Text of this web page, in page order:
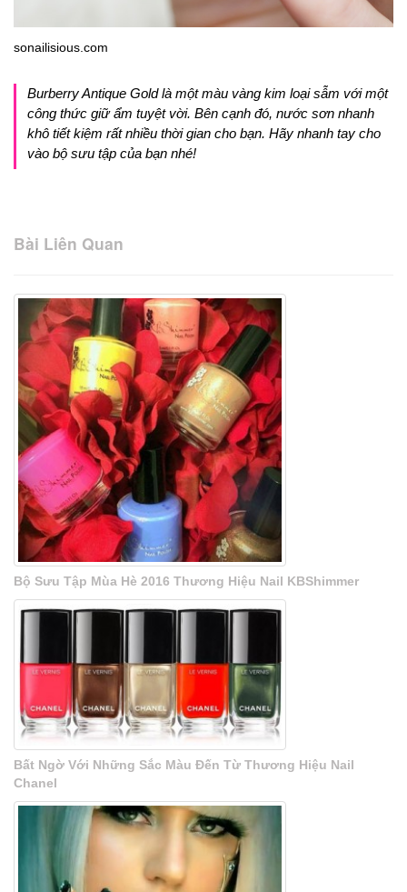
sonailisious.com
Burberry Antique Gold là một màu vàng kim loại sẫm với một
công thức giữ ẩm tuyệt vời. Bên cạnh đó, nước sơn nhanh
khô tiết kiệm rất nhiều thời gian cho bạn. Hãy nhanh tay cho
vào bộ sưu tập của bạn nhé!
Bài Liên Quan
Bộ Sưu Tập Mùa Hè 2016 Thương Hiệu Nail KBShimmer
Bất Ngờ Với Những Sắc Màu Đến Từ Thương Hiệu Nail
Chanel